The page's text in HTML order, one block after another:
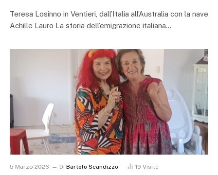
Teresa Losinno in Ventieri, dall’Italia all’Australia con la nave
Achille Lauro La storia dell’emigrazione italiana…
5 Marzo 2026 Di Bartolo Scandizzo 19 Visite